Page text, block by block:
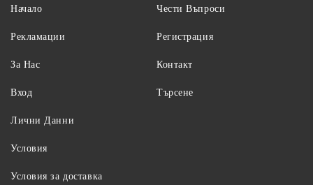
Начало
Рекламации
За Нас
Вход
Чести Въпроси
Регистрация
Контакт
Търсене
Лични Данни
Условия
Условия за доставка